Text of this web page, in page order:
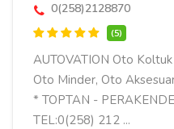
0(258)2128870
(5)
AUTOVATION Oto Koltuk
Oto Minder, Oto
* TOPTAN - PERAKENDE
TEL:0(258) 212 ...